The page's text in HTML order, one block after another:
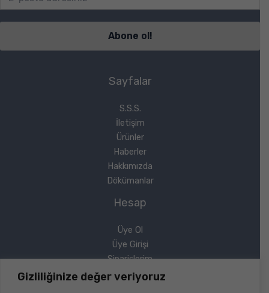
Gizliliğinize değer veriyoruz
Sayfalar
S.S.S.
İletişim
Ürünler
Haberler
Hakkımızda
Dökümanlar
Hesap
Üye Ol
Üye Girişi
Siparişlerim
Sipariş Takip